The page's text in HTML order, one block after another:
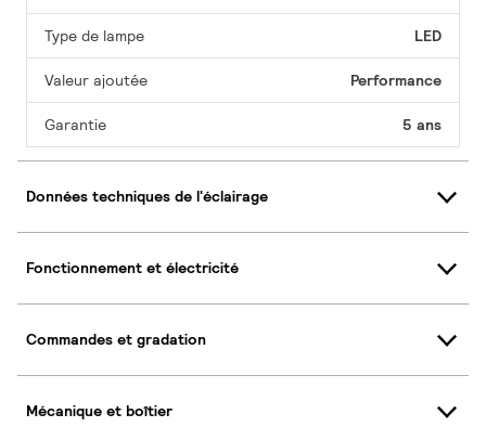
Type de lampe LED
Valeur ajoutée Performance
Garantie 5 ans
Données techniques de l'éclairage
Fonctionnement et électricité
Commandes et gradation
Mécanique et boîtier